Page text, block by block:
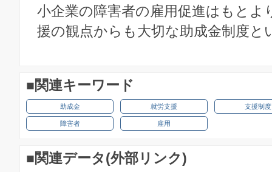
小企業の障害者の雇用促進はもとよ
援の観点からも大切な助成金制度と
■関連キーワード
助成金 就労支援 支援制度
障害者 雇用
■関連データ(外部リンク)